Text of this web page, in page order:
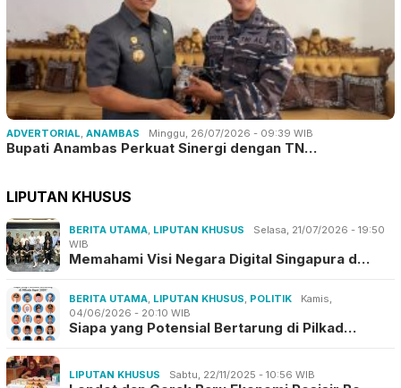
ADVERTORIAL, ANAMBAS Minggu, 26/07/2026 - 09:39 WIB
Bupati Anambas Perkuat Sinergi dengan TN…
LIPUTAN KHUSUS
BERITA UTAMA, LIPUTAN KHUSUS
Selasa, 21/07/2026 - 19:50
WIB
Memahami Visi Negara Digital Singapura d…
BERITA UTAMA, LIPUTAN KHUSUS, POLITIK
Kamis,
04/06/2026 - 20:10 WIB
Siapa yang Potensial Bertarung di Pilkad…
LIPUTAN KHUSUS Sabtu, 22/11/2025 - 10:56 WIB